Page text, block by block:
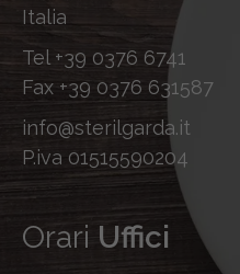
Italia
Tel +39 0376 6741
Fax +39 0376 631587
info@sterilgarda.it
P.iva 01515590204
Orari Uffici